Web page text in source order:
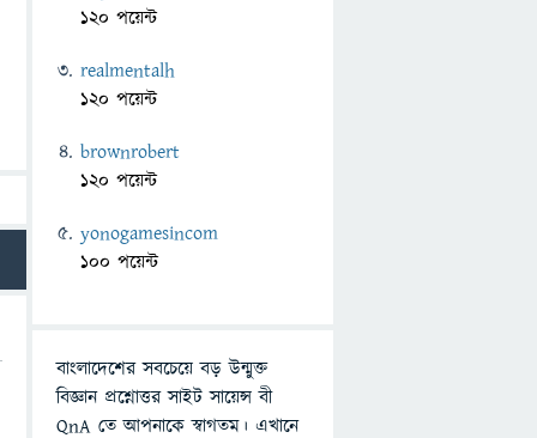
120 পয়েন্ট
realmentalh
120 পয়েন্ট
brownrobert
120 পয়েন্ট
yonogamesincom
100 পয়েন্ট
বাংলাদেশের সবচেয়ে বড় উন্মুক্ত
বিজ্ঞান প্রশ্নোত্তর সাইট সায়েন্স বী
QnA তে আপনাকে স্বাগতম। এখানে